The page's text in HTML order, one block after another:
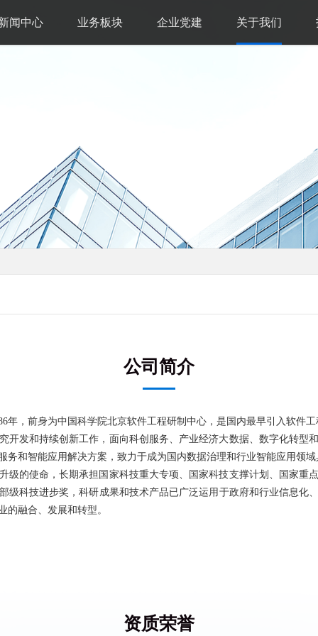
闻中心 业务板块 企业党建 关于我们
公司简介
年，前身为中国科学院北京软件工程研制中心，是国内最早引入软件
开发和持续创新工作，面向科创服务、产业经济大数据、数字化转型
务和智能应用解决方案，致力于成为国内数据治理和行业智能应用领
级的使命，长期承担国家科技重大专项、国家科技支撑计划、国家重
级科技进步奖，科研成果和技术产品已广泛运用于政府和行业信息化
的融合、发展和转型。
资质荣誉